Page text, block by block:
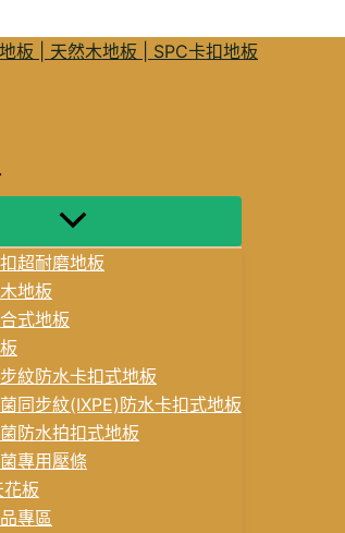
超耐磨地板
地板
式地板
紋防水卡扣式地板
同步紋(IXPE)防水卡扣式地板
防水拍扣式地板
專用壓條
板
專區